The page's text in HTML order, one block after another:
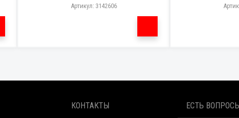
Артикул: 3142606
КОНТАКТЫ ЕСТЬ